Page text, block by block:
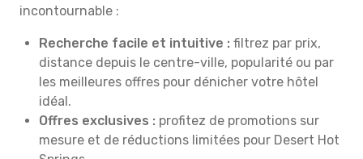
incontournable :
Recherche facile et intuitive : filtrez par prix,
distance depuis le centre-ville, popularité ou par
les meilleures offres pour dénicher votre hôtel
idéal.
Offres exclusives : profitez de promotions sur
mesure et de réductions limitées pour Desert Hot